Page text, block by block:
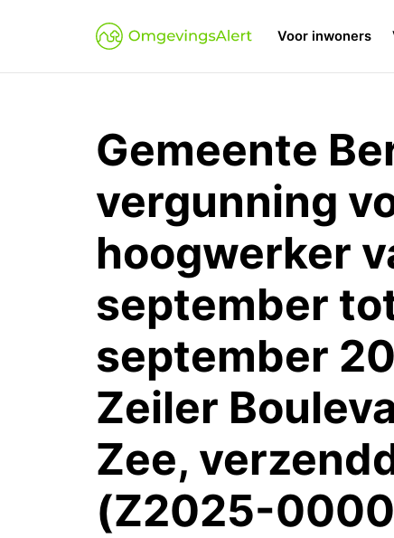
Voor inwoners
Gemeente
vergunning
hoogwerker
september
september
Zeiler
Zee,
(Z2025-